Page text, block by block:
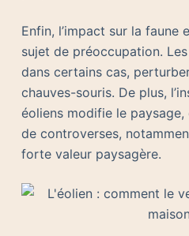
Enfin, l’impact sur la faune
sujet de préoccupation.
dans certains cas,
chauves-souris. De plus,
éoliens modifie le
de controverses,
forte valeur paysagère.